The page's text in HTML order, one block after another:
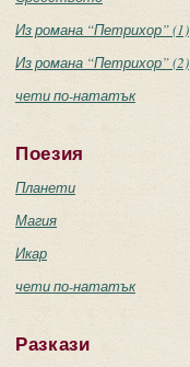
Из романа “Петрихор” (1)
Из романа “Петрихор” (2)
чети по-нататък
Поезия
Планети
Магия
Икар
чети по-нататък
Разкази